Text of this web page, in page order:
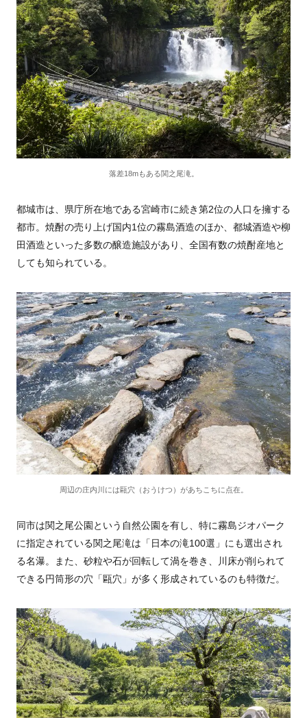
落差18mもある関之尾滝。
都城市は、県庁所在地である宮崎市に続き第2位の人口を擁する
都市。焼酎の売り上げ国内1位の霧島酒造のほか、都城酒造や柳
田酒造といった多数の醸造施設があり、全国有数の焼酎産地と
しても知られている。
周辺の庄内川には甌穴（おうけつ）があちこちに点在。
同市は関之尾公園という自然公園を有し、特に霧島ジオパーク
に指定されている関之尾滝は「日本の滝100選」にも選出され
る名瀑。また、砂粒や石が回転して渦を巻き、川床が削られて
できる円筒形の穴「甌穴」が多く形成されているのも特徴だ。